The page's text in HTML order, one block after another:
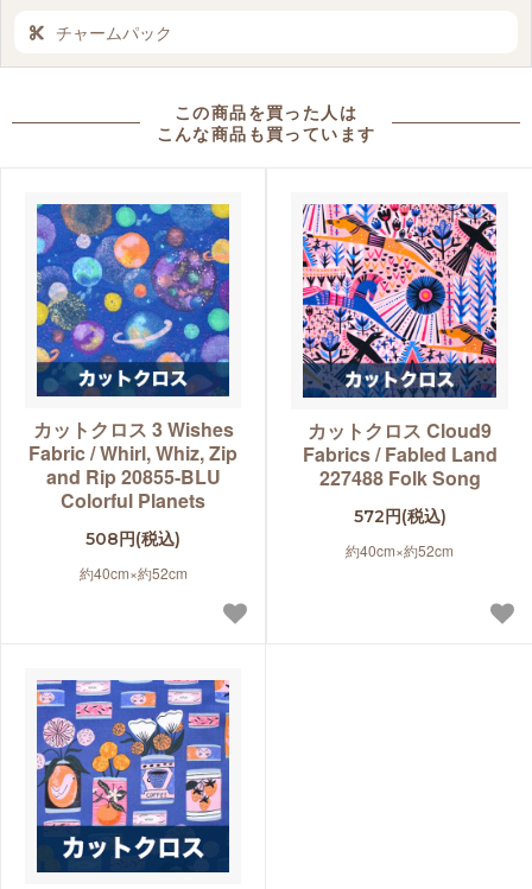
チャームパック
この商品を買った人は
こんな商品も買っています
カットクロス 3 Wishes
Fabric / Whirl, Whiz, Zip
and Rip 20855-BLU
Colorful Planets
508円(税込)
約40cm×約52cm
カットクロス Cloud9
Fabrics / Fabled Land
227488 Folk Song
572円(税込)
約40cm×約52cm